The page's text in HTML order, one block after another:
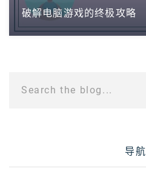
破解电脑游戏的终极攻略
Search the blog...
导航